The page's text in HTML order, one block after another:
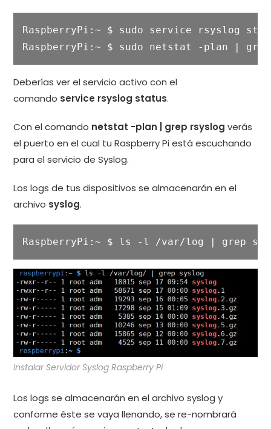
RaspberryPi:~ $ sudo service rsyslog
RaspberryPi:~ $ sudo netstat -plan |
Deberías ver el servicio activo con el
comando service rsyslog status.
Con el comando netstat -plan | grep rsyslog verás
el puerto en el cual tu Raspberry Pi está escuchando
para el servicio de Syslog.
Los logs de tus dispositivos se almacenarán en el
archivo syslog.
RaspberryPi:~ $ ls -l /var/log | grep
Instalar Servidor Syslog Raspberry Pi
Los logs se almacenarán en el archivo syslog y
conforme éste se vaya llenando, se re-nombrará